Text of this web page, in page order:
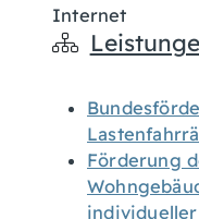
Internet
Förderung